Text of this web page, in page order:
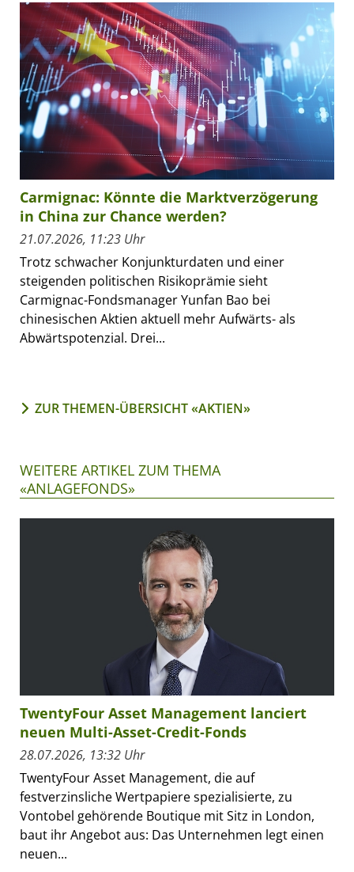
Carmignac: Könnte die Marktverzögerung
in China zur Chance werden?
21.07.2026, 11:23 Uhr
Trotz schwacher Konjunkturdaten und einer
steigenden politischen Risikoprämie sieht
Carmignac-Fondsmanager Yunfan Bao bei
chinesischen Aktien aktuell mehr Aufwärts- als
Abwärtspotenzial. Drei...
ZUR THEMEN-ÜBERSICHT «AKTIEN»
WEITERE ARTIKEL ZUM THEMA
«ANLAGEFONDS»
TwentyFour Asset Management lanciert
neuen Multi-Asset-Credit-Fonds
28.07.2026, 13:32 Uhr
TwentyFour Asset Management, die auf
festverzinsliche Wertpapiere spezialisierte, zu
Vontobel gehörende Boutique mit Sitz in London,
baut ihr Angebot aus: Das Unternehmen legt einen
neuen...